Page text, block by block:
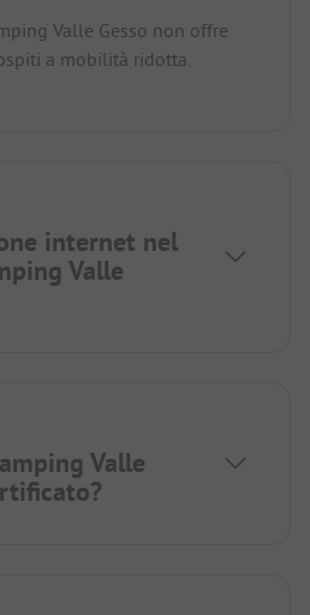
Valle Gesso non offre
a mobilità ridotta.
internet nel
Valle
Valle